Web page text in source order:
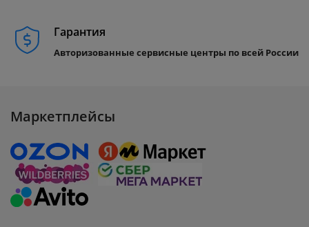
Гарантия
Авторизованные сервисные центры по всей России
Маркетплейсы